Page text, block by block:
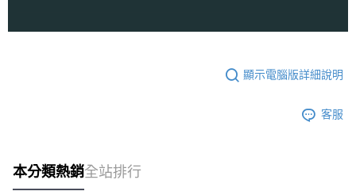
顯示電腦版詳細說明
客服
本分類熱銷全站排行